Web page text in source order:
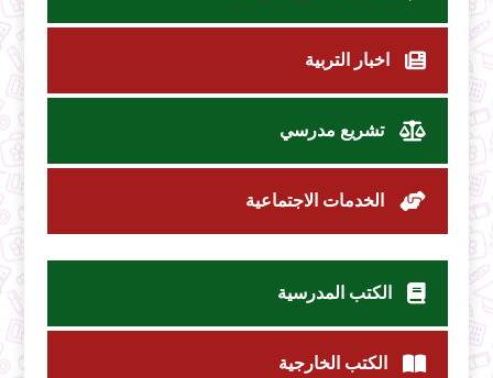
اخبار التربية
تشريع مدرسي
الخدمات الاجتماعية
الكتب المدرسية
الكتب الخارجية